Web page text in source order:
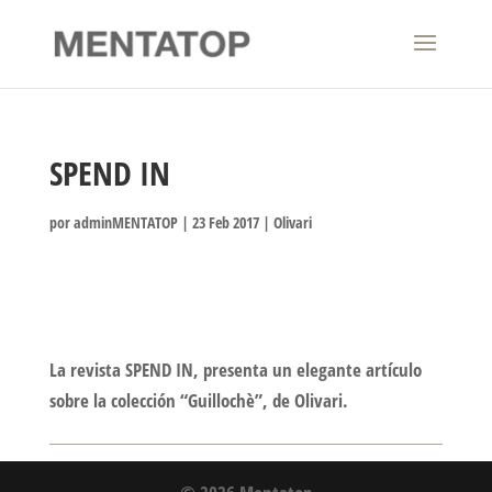
SPEND IN
poradminMENTATOP| 23 Feb 2017| Olivari
La revista SPEND IN, presenta un elegante artículo
sobre la colección “Guillochè”, de Olivari.